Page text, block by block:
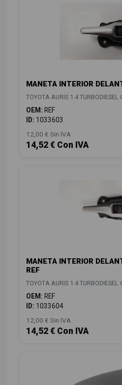
MANETA INTERIOR
TOYOTA AURIS 1.4 TURBODIESEL
OEM: REF
ID: 1033603
12,00 € Sin IVA
14,52 € Con IVA
MANETA INTERIOR
REF
TOYOTA AURIS 1.4 TURBODIESEL
OEM: REF
ID: 1033604
12,00 € Sin IVA
14,52 € Con IVA